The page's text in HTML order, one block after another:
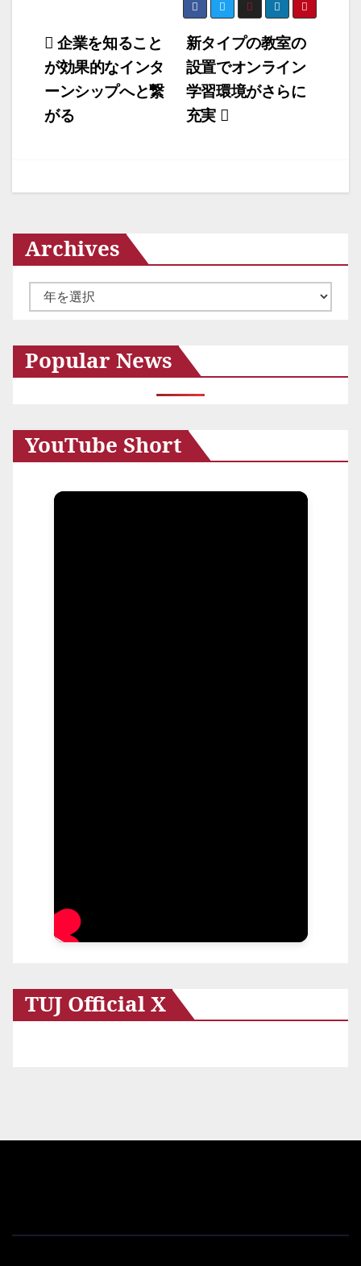
投
稿
ナ
ビ
ー
ョ
ン
新タイプの教室の
設置でオンライン
学習環境がさらに
充実
企業を知ること
が効果的なインタ
ーンシップへと繋
がる
Archives
ー
イ
ブ
Popular News
YouTube Short
TUJ Official X